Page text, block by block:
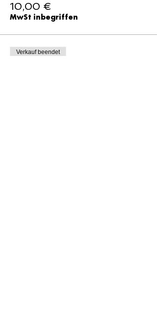
10,00 €
MwSt inbegriffen
Verkauf beendet